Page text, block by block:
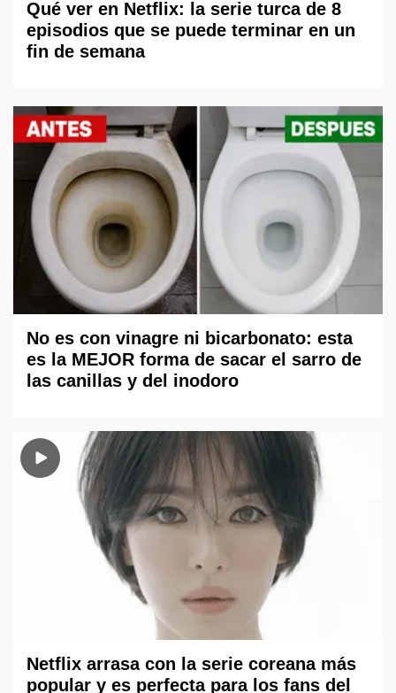
Qué ver en Netflix: la serie turca de 8
episodios que se puede terminar en un
fin de semana
No es con vinagre ni bicarbonato: esta
es la MEJOR forma de sacar el sarro de
las canillas y del inodoro
Netflix arrasa con la serie coreana más
popular y es perfecta para los fans del